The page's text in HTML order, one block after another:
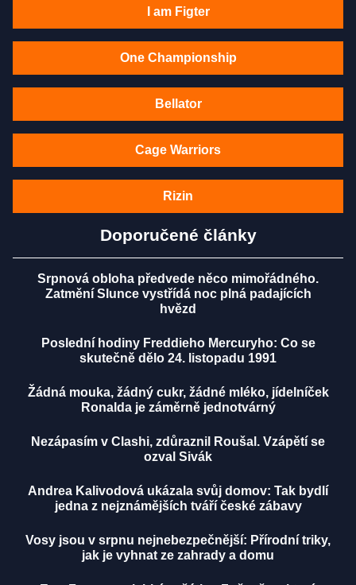
I am Figter
One Championship
Bellator
Cage Warriors
Rizin
Doporučené články
Srpnová obloha předvede něco mimořádného.
Zatmění Slunce vystřídá noc plná padajících
hvězd
Poslední hodiny Freddieho Mercuryho: Co se
skutečně dělo 24. listopadu 1991
Žádná mouka, žádný cukr, žádné mléko, jídelníček
Ronalda je záměrně jednotvárný
Nezápasím v Clashi, zdůraznil Roušal. Vzápětí se
ozval Sivák
Andrea Kalivodová ukázala svůj domov: Tak bydlí
jedna z nejznámějších tváří české zábavy
Vosy jsou v srpnu nejnebezpečnější: Přírodní triky,
jak je vyhnat ze zahrady a domu